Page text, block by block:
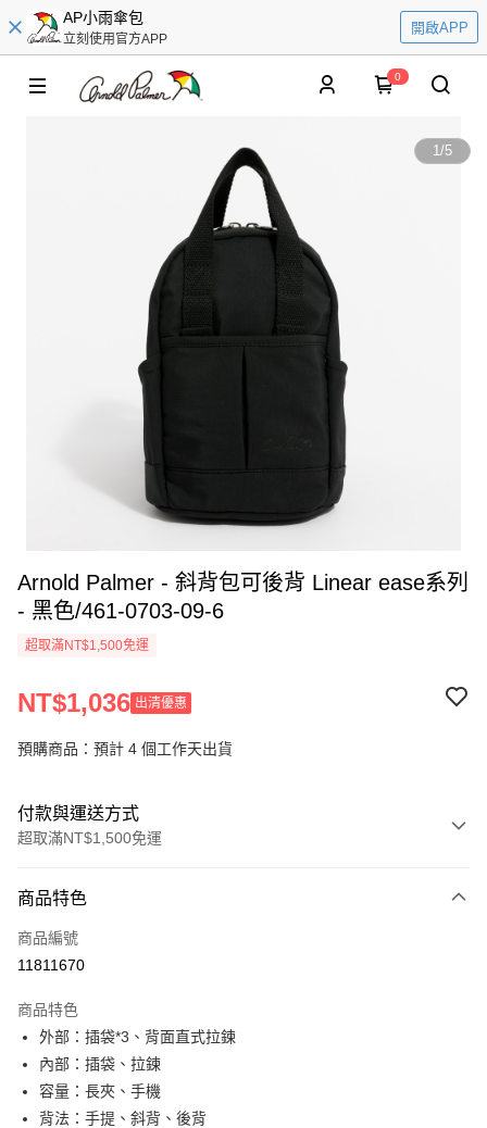
AP小雨傘包
立刻使用官方APP
開啟APP
0
1/5
Arnold Palmer - 斜背包可後背 Linear ease系列
- 黑色/461-0703-09-6
超取滿NT$1,500免運
NT$1,036 出清優惠
預購商品：預計 4 個工作天出貨
付款與運送方式
超取滿NT$1,500免運
信用卡一次付款
超商取貨付款
Apple Pay
街口支付
悠遊付
商品特色
商品編號
11811670
商品特色
外部：插袋*3、背面直式拉鍊
內部：插袋、拉鍊
容量：長夾、手機
背法：手提、斜背、後背